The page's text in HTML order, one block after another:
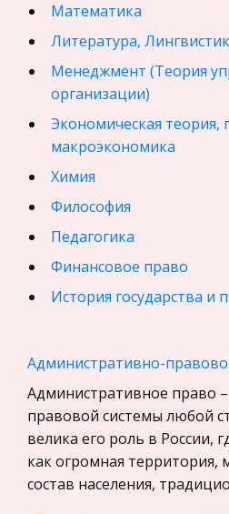
Математика
Литература,
Менеджмент (Теория
организации)
Экономическая теория,
макроэкономика
Химия
Философия
Педагогика
Финансовое право
История государства и
Искусство, Культура,
Компьютерные сети
Материаловедение
Административно-
Административное право
правовой системы любой
велика его роль в России,
как огромная
состав населения,